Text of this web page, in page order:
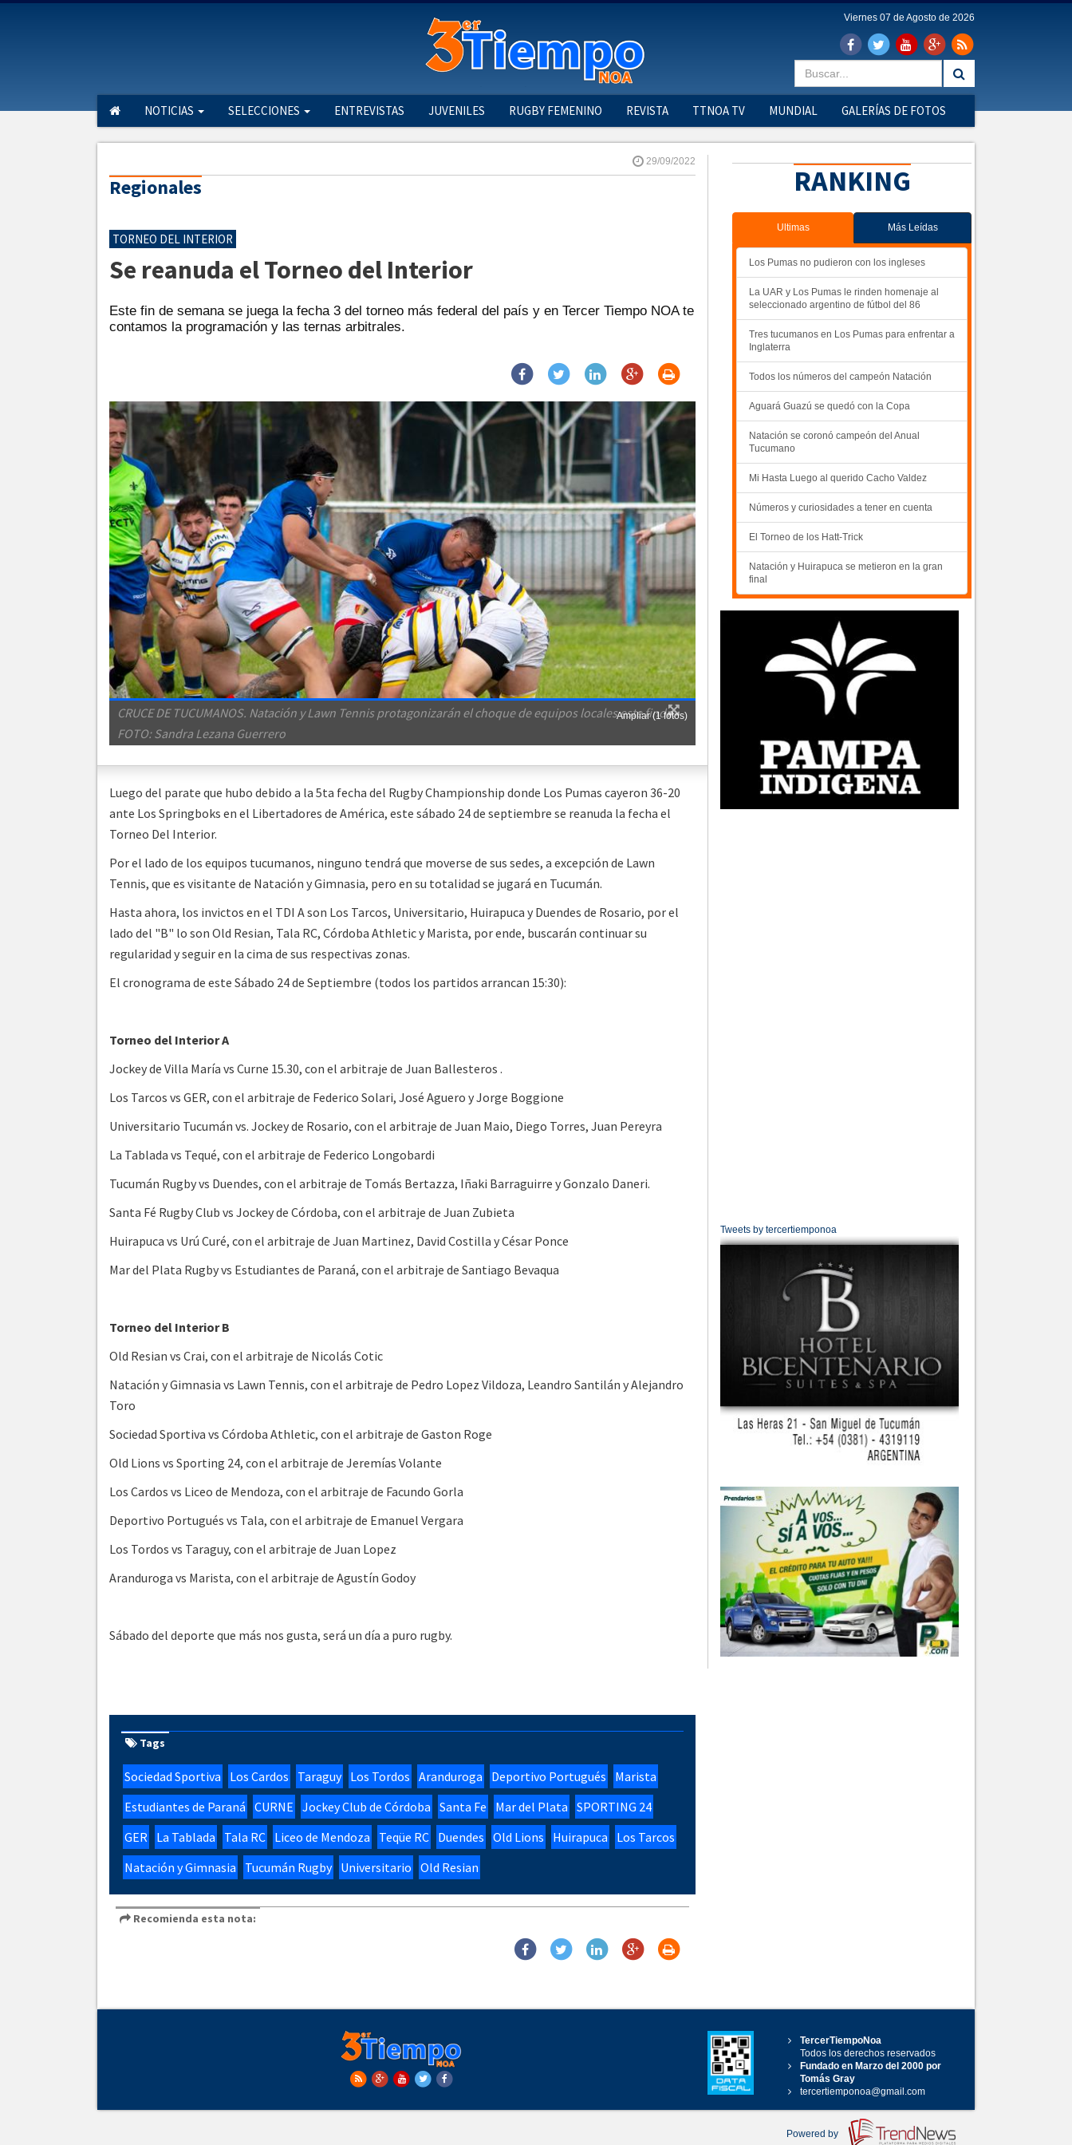
Viernes 07 de Agosto de 2026
NOTICIAS SELECCIONES ENTREVISTAS JUVENILES RUGBY FEMENINO REVISTA TTNOA TV MUNDIAL GALERÍAS DE FOTOS
29/09/2022
Regionales
TORNEO DEL INTERIOR
Se reanuda el Torneo del Interior
Este fin de semana se juega la fecha 3 del torneo más federal del país y en Tercer Tiempo NOA te
contamos la programación y las ternas arbitrales.
Ampliar (1 fotos)
CRUCE DE TUCUMANOS. Natación y Lawn Tennis protagonizarán el choque de equipos locales este finde.
FOTO: Sandra Lezana Guerrero
Luego del parate que hubo debido a la 5ta fecha del Rugby Championship donde Los Pumas cayeron 36-20
ante Los Springboks en el Libertadores de América, este sábado 24 de septiembre se reanuda la fecha el
Torneo Del Interior.
Por el lado de los equipos tucumanos, ninguno tendrá que moverse de sus sedes, a excepción de Lawn
Tennis, que es visitante de Natación y Gimnasia, pero en su totalidad se jugará en Tucumán.
Hasta ahora, los invictos en el TDI A son Los Tarcos, Universitario, Huirapuca y Duendes de Rosario, por el
lado del "B" lo son Old Resian, Tala RC, Córdoba Athletic y Marista, por ende, buscarán continuar su
regularidad y seguir en la cima de sus respectivas zonas.
El cronograma de este Sábado 24 de Septiembre (todos los partidos arrancan 15:30):
Torneo del Interior A
Jockey de Villa María vs Curne 15.30, con el arbitraje de Juan Ballesteros .
Los Tarcos vs GER, con el arbitraje de Federico Solari, José Aguero y Jorge Boggione
Universitario Tucumán vs. Jockey de Rosario, con el arbitraje de Juan Maio, Diego Torres, Juan Pereyra
La Tablada vs Tequé, con el arbitraje de Federico Longobardi
Tucumán Rugby vs Duendes, con el arbitraje de Tomás Bertazza, Iñaki Barraguirre y Gonzalo Daneri.
Santa Fé Rugby Club vs Jockey de Córdoba, con el arbitraje de Juan Zubieta
Huirapuca vs Urú Curé, con el arbitraje de Juan Martinez, David Costilla y César Ponce
Mar del Plata Rugby vs Estudiantes de Paraná, con el arbitraje de Santiago Bevaqua
Torneo del Interior B
Old Resian vs Crai, con el arbitraje de Nicolás Cotic
Natación y Gimnasia vs Lawn Tennis, con el arbitraje de Pedro Lopez Vildoza, Leandro Santilán y Alejandro
Toro
Sociedad Sportiva vs Córdoba Athletic, con el arbitraje de Gaston Roge
Old Lions vs Sporting 24, con el arbitraje de Jeremías Volante
Los Cardos vs Liceo de Mendoza, con el arbitraje de Facundo Gorla
Deportivo Portugués vs Tala, con el arbitraje de Emanuel Vergara
Los Tordos vs Taraguy, con el arbitraje de Juan Lopez
Aranduroga vs Marista, con el arbitraje de Agustín Godoy
Sábado del deporte que más nos gusta, será un día a puro rugby.
Tags
Sociedad Sportiva Los Cardos Taraguy Los Tordos Aranduroga Deportivo Portugués
Marista
Estudiantes de Paraná CURNE Jockey Club de Córdoba Santa Fe Mar del Plata SPORTING 24
GER La Tablada Tala RC Liceo de Mendoza Teqüe RC Duendes Old Lions Huirapuca
Los Tarcos
Natación y Gimnasia
Tucumán Rugby Universitario Old Resian
Recomienda esta nota:
RANKING
Ultimas Más Leídas
Los Pumas no pudieron con los ingleses
La UAR y Los Pumas le rinden homenaje al
seleccionado argentino de fútbol del 86
Tres tucumanos en Los Pumas para enfrentar a
Inglaterra
Todos los números del campeón Natación
Aguará Guazú se quedó con la Copa
Natación se coronó campeón del Anual
Tucumano
Mi Hasta Luego al querido Cacho Valdez
Números y curiosidades a tener en cuenta
El Torneo de los Hatt-Trick
Natación y Huirapuca se metieron en la gran
final
Tweets by tercertiemponoa
TercerTiempoNoa
Todos los derechos reservados
Fundado en Marzo del 2000 por
Tomás Gray
tercertiemponoa@gmail.com
Powered by